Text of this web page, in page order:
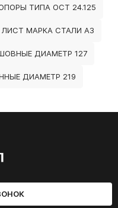
ТИПА ОСТ 24.125
МАРКА СТАЛИ А3
ДИАМЕТР 127
ДИАМЕТР 219